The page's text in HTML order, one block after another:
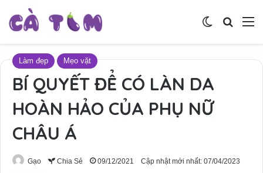
Tìm
Switch skin
Làm đẹp Mẹo vặt
BÍ QUYẾT ĐỂ CÓ LÀN DA
HOÀN HẢO CỦA PHỤ NỮ
CHÂU Á
Gạo Chia Sẻ 09/12/2021 Cập nhật mới nhất: 07/04/2023